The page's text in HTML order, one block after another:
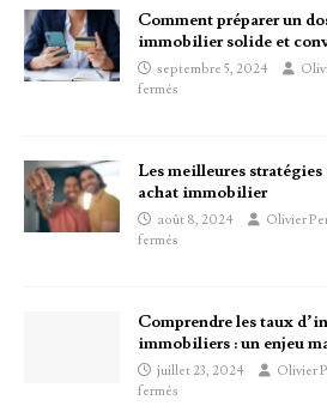
Comment préparer un
immobilier solide et
septembre 5, 2024
fermés
Les meilleures
achat immobilier
août 8, 2024 Olivier
fermés
Comprendre les taux
immobiliers : un enjeu
juillet 23, 2024 Olivier
fermés